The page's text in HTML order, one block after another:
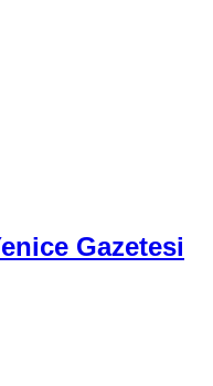
Gazetesi